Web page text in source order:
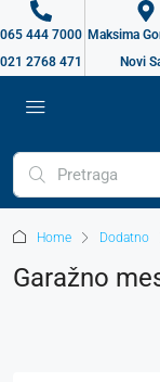
065 444 7000
021 2768 471
Maksima
Novi
Home Dodatno
Garažno